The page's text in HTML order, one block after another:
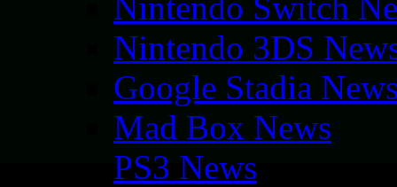
Nintendo 3DS
Google Stadia
Mad Box News
PS3 News